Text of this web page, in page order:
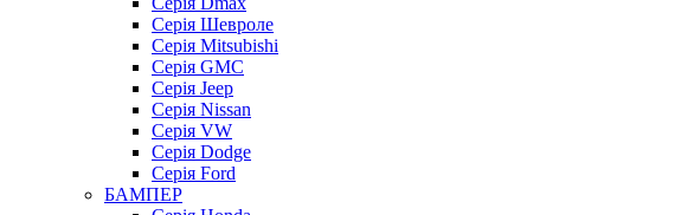
Серія Шевроле
Серія Mitsubishi
Серія GMC
Серія Jeep
Серія Nissan
Серія VW
Серія Dodge
Серія Ford
БАМПЕР